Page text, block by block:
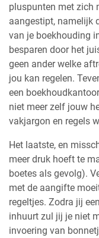
pluspunten met zich
aangestipt, namelijk
van je boekhouding
besparen door het
geen ander welke
jou kan regelen.
een
niet meer zelf jouw
vakjargon en regels
Het laatste, en
meer druk hoeft te
boetes als gevolg).
met de aangifte
regeltjes. Zodra jij
inhuurt zul jij je niet
invoering van